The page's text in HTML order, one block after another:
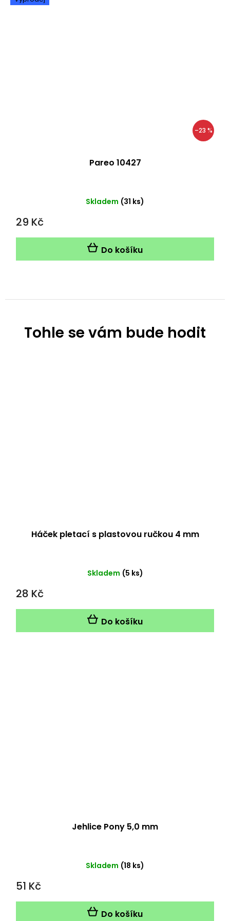
Háček pletací s plastovou ručkou 4 mm
Skladem (5 ks)
28 Kč
Do košíku
Jehlice Pony 5,0 mm
Skladem (18 ks)
51 Kč
Do košíku
–23 %
Pareo 10427
Skladem (31 ks)
29 Kč
Do košíku